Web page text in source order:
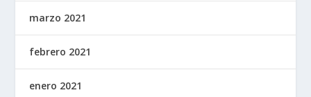
marzo 2021
febrero 2021
enero 2021